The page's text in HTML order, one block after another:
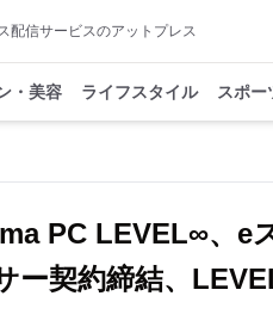
配信サービスのアットプレス
・美容 ライフスタイル スポー
PC LEVEL∞、e
ー契約締結、